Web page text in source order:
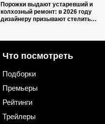
Порожки выдают устаревший и
колхозный ремонт: в 2026 году
дизайнеру призывают стелить
Что посмотреть
Подборки
Премьеры
Рейтинги
Трейлеры